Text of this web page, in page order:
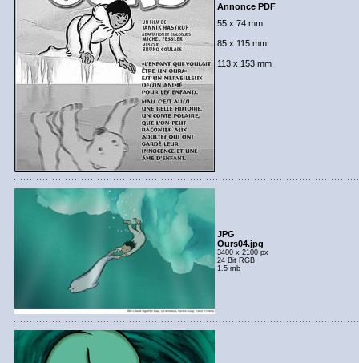
Annonce PDF
55 x 74 mm
85 x 115 mm
113 x 153 mm
JPG
Ours04.jpg
3400 x 2100 px
24 Bit RGB
1.5 mb